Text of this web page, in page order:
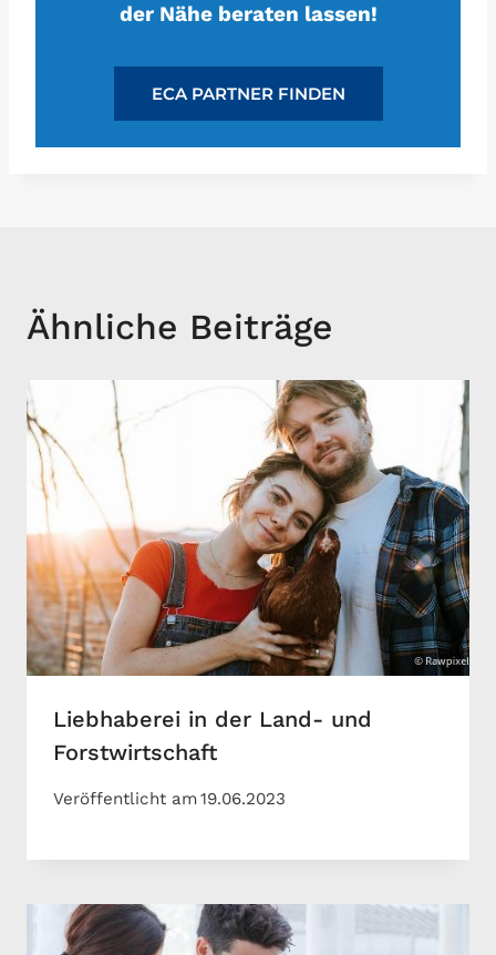
der Nähe beraten lassen!
ECA PARTNER FINDEN
Ähnliche Beiträge
Liebhaberei in der Land- und
Forstwirtschaft
Veröffentlicht am19.06.2023